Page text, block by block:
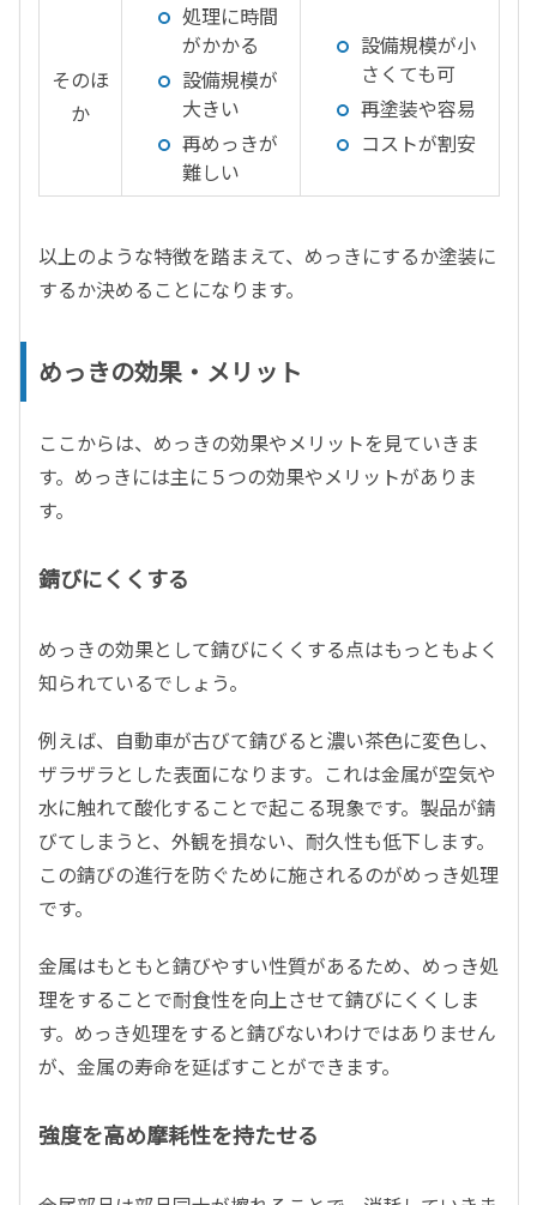
そのほ
か
処理に時間
がかかる
設備規模が
大きい
再めっきが
難しい
設備規模が小
さくても可
再塗装や容易
コストが割安
以上のような特徴を踏まえて、めっきにするか塗装に
するか決めることになります。
めっきの効果・メリット
ここからは、めっきの効果やメリットを見ていきま
す。めっきには主に５つの効果やメリットがありま
す。
錆びにくくする
めっきの効果として錆びにくくする点はもっともよく
知られているでしょう。
例えば、自動車が古びて錆びると濃い茶色に変色し、
ザラザラとした表面になります。これは金属が空気や
水に触れて酸化することで起こる現象です。製品が錆
びてしまうと、外観を損ない、耐久性も低下します。
この錆びの進行を防ぐために施されるのがめっき処理
です。
金属はもともと錆びやすい性質があるため、めっき処
理をすることで耐食性を向上させて錆びにくくしま
す。めっき処理をすると錆びないわけではありません
が、金属の寿命を延ばすことができます。
強度を高め摩耗性を持たせる